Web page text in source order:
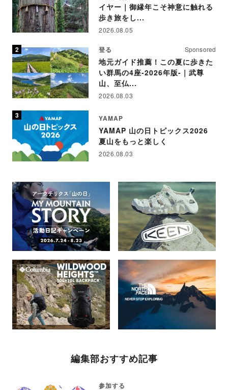
イヤー｜御縁年こそ神意に触れる
歩き旅をし...
2026.08.05
登る Sponsored
地元ガイド推薦！この夏に歩きた
い群馬の4座-2026年版-｜武尊
山、至仏...
2026.08.03
YAMAP
YAMAP 山の日トピックス2026
夏山をもっと楽しく
2026.08.03
編集部おすすめ記事
参加する